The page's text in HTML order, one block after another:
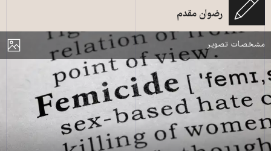
رضوان مقدم
نمایش
مشخصات تصویر
زن‌کشی - عکس از شاتراستاک